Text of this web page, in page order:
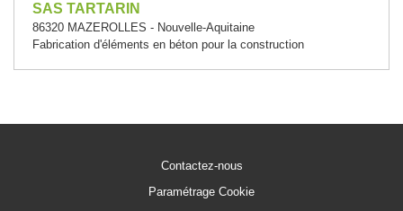
SAS TARTARIN
86320 MAZEROLLES - Nouvelle-Aquitaine
Fabrication d'éléments en béton pour la construction
Contactez-nous
Paramétrage Cookie